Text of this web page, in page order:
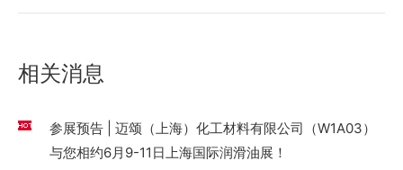
的
相关消息
参展预告 | 迈颂（上海）化工材料有限公司（W1A03）
与您相约6月9-11日上海国际润滑油展！